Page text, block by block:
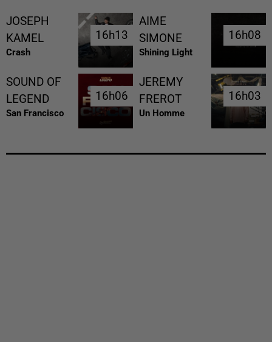
JOSEPH
KAMEL
Crash
16h13
16h13
AIME
SIMONE
Shining Light
16h08
16h08
SOUND OF
LEGEND
San Francisco
16h06
16h06
JEREMY
FREROT
Un Homme
16h03
16h03